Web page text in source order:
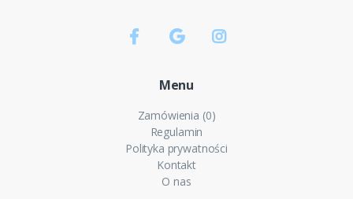
Menu
Zamówienia (0)
Regulamin
Polityka prywatności
Kontakt
O nas